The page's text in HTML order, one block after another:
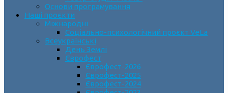
Основи програмування
Наші проєкти
Міжнародні
Соціально-психологічний проєкт VeLa
Всеукраїнські
День Землі
Єврофест
Єврофест-2026
Єврофест-2025
Єврофест-2024